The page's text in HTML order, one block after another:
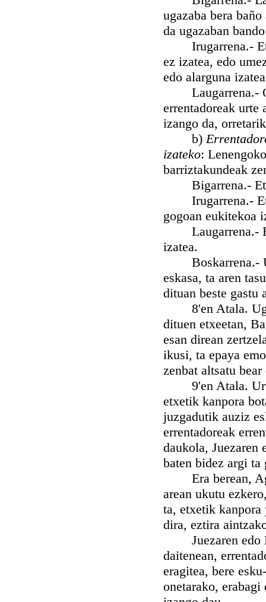
ugazaba bera
da ugazaban
Irugarrena.-
ez izatea, edo
edo alarguna
Laugarrena.-
errentadoreak urte
izango da,
b)
izateko:
barriztakundeak
Bigarrena.- Etxe
Irugarrena.-
gogoan eukitekoa
Laugarrena.-
izatea.
Boskarrena.-
eskasa, ta aren
dituan beste gastu
8'en Atala.
dituen etxeetan,
esan direan
ikusi, ta epaya
zenbat altsatu
9'en Atala.
etxetik kanpora
juzgadutik auziz
errentadoreak
daukola, Juezaren
baten bidez argi ta
Era berean,
arean ukutu
ta, etxetik kanpora
dira, eztira
Juezaren edo
daitenean,
eragitea, bere
onetarako, erabagi